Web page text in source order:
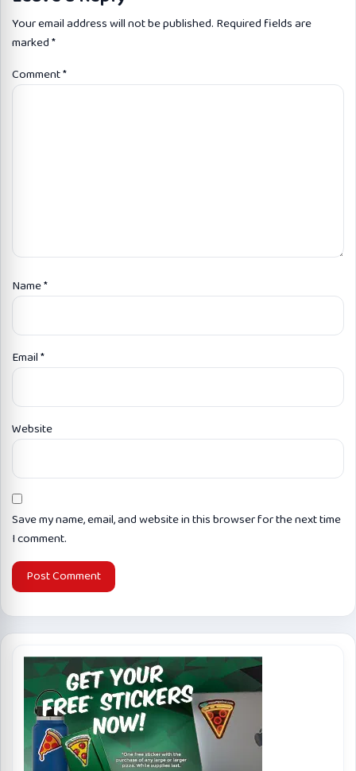
Your email address will not be published. Required fields are
marked*
Comment*
Name*
Email*
Website
Save my name, email, and website in this browser for the next time
I comment.